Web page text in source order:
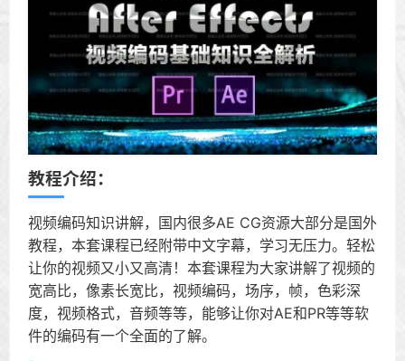
教程介绍：
视频编码知识讲解，国内很多AE CG资源大部分是国外
教程，本套课程已经附带中文字幕，学习无压力。轻松
让你的视频又小又高清！本套课程为大家讲解了视频的
宽高比，像素长宽比，视频编码，场序，帧，色彩深
度，视频格式，音频等等，能够让你对AE和PR等等软
件的编码有一个全面的了解。